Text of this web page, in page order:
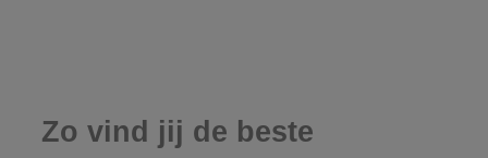
Zo vind jij de beste